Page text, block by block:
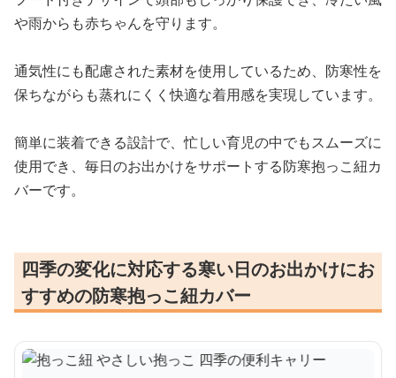
や雨からも赤ちゃんを守ります。
通気性にも配慮された素材を使用しているため、防寒性を
保ちながらも蒸れにくく快適な着用感を実現しています。
簡単に装着できる設計で、忙しい育児の中でもスムーズに
使用でき、毎日のお出かけをサポートする防寒抱っこ紐カ
バーです。
四季の変化に対応する寒い日のお出かけにお
すすめの防寒抱っこ紐カバー